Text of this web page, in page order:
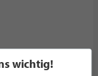
wichtig!